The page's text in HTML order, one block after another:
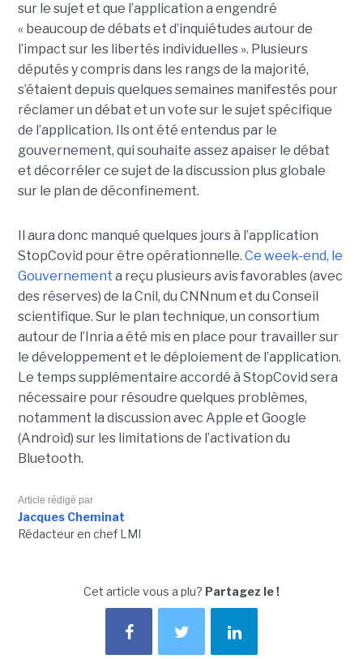
sur le sujet et que l’application a engendré
« beaucoup de débats et d’inquiétudes autour de
l’impact sur les libertés individuelles ». Plusieurs
députés y compris dans les rangs de la majorité,
s’étaient depuis quelques semaines manifestés pour
réclamer un débat et un vote sur le sujet spécifique
de l’application. Ils ont été entendus par le
gouvernement, qui souhaite assez apaiser le débat
et décorréler ce sujet de la discussion plus globale
sur le plan de déconfinement.
Il aura donc manqué quelques jours à l’application
StopCovid pour être opérationnelle. Ce week-end, le
Gouvernement a reçu plusieurs avis favorables (avec
des réserves) de la Cnil, du CNNnum et du Conseil
scientifique. Sur le plan technique, un consortium
autour de l’Inria a été mis en place pour travailler sur
le développement et le déploiement de l’application.
Le temps supplémentaire accordé à StopCovid sera
nécessaire pour résoudre quelques problèmes,
notamment la discussion avec Apple et Google
(Android) sur les limitations de l’activation du
Bluetooth.
Article rédigé par
Jacques Cheminat
Rédacteur en chef LMI
Cet article vous a plu? Partagez le !